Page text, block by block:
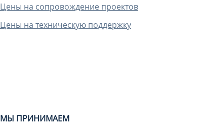
Цены на сопровождение проектов
Цены на техническую поддержку
МЫ ПРИНИМАЕМ